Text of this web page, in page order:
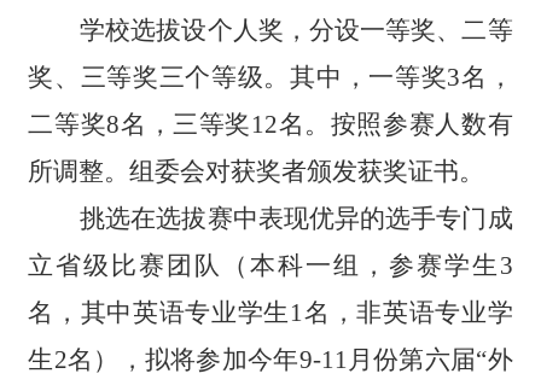
学校选拔设个人奖，分设一等奖、二等
奖、三等奖三个等级。其中，一等奖3名，
二等奖8名，三等奖12名。按照参赛人数有
所调整。组委会对获奖者颁发获奖证书。
挑选在选拔赛中表现优异的选手专门成
立省级比赛团队（本科一组，参赛学生3
名，其中英语专业学生1名，非英语专业学
生2名），拟将参加今年9-11月份第六届“外